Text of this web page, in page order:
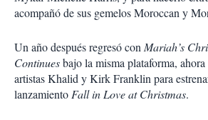
acompañó de sus gemelos Moroccan y
Un año después regresó conMariah’s
Continuesbajo la misma plataforma,
artistas Khalid y Kirk Franklin para
lanzamientoFall in Love at Christmas.